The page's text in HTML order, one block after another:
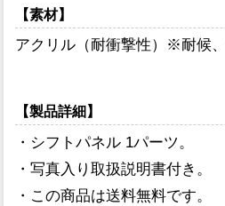
【素材】
アクリル（耐衝撃性）※耐候
【製品詳細】
・シフトパネル 1パーツ。
・写真入り取扱説明書付き。
・この商品は送料無料です。